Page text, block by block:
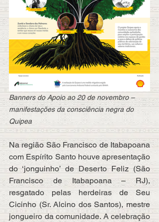
Banners do Apoio ao 20 de novembro –
manifestações da consciência negra do
Quipea
Na região São Francisco de Itabapoana
com Espírito Santo houve apresentação
do ‘jonguinho’ de Deserto Feliz (São
Francisco de Itabapoana – RJ),
resgatado pelas herdeiras de Seu
Cicinho (Sr. Alcino dos Santos), mestre
jongueiro da comunidade. A celebração